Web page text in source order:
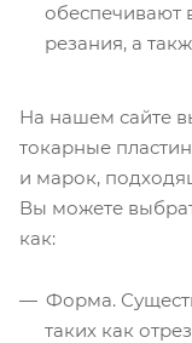
обеспечивают
резания, а
На нашем сайте
токарные
и марок,
Вы можете
как:
Форма.
таких как